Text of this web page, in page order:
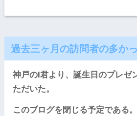
過去三ヶ月の訪問者の多か
神戸のI君より、誕生日のプレゼ
ただいた。
このブログを閉じる予定である。